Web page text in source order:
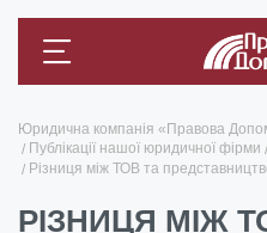
Юридична компанія «Правова
Публікації нашої юридичної фірми
Різниця між ТОВ та
РІЗНИЦЯ МІЖ